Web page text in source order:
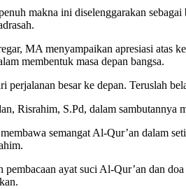
makna ini diselenggarakan
MA menyampaikan apresiasi atas
membentuk masa depan bangsa.
besar ke depan. Teruslah
Risrahim, S.Pd, dalam sambutannya
semangat Al-Qur’an dalam
ayat suci Al-Qur’an dan